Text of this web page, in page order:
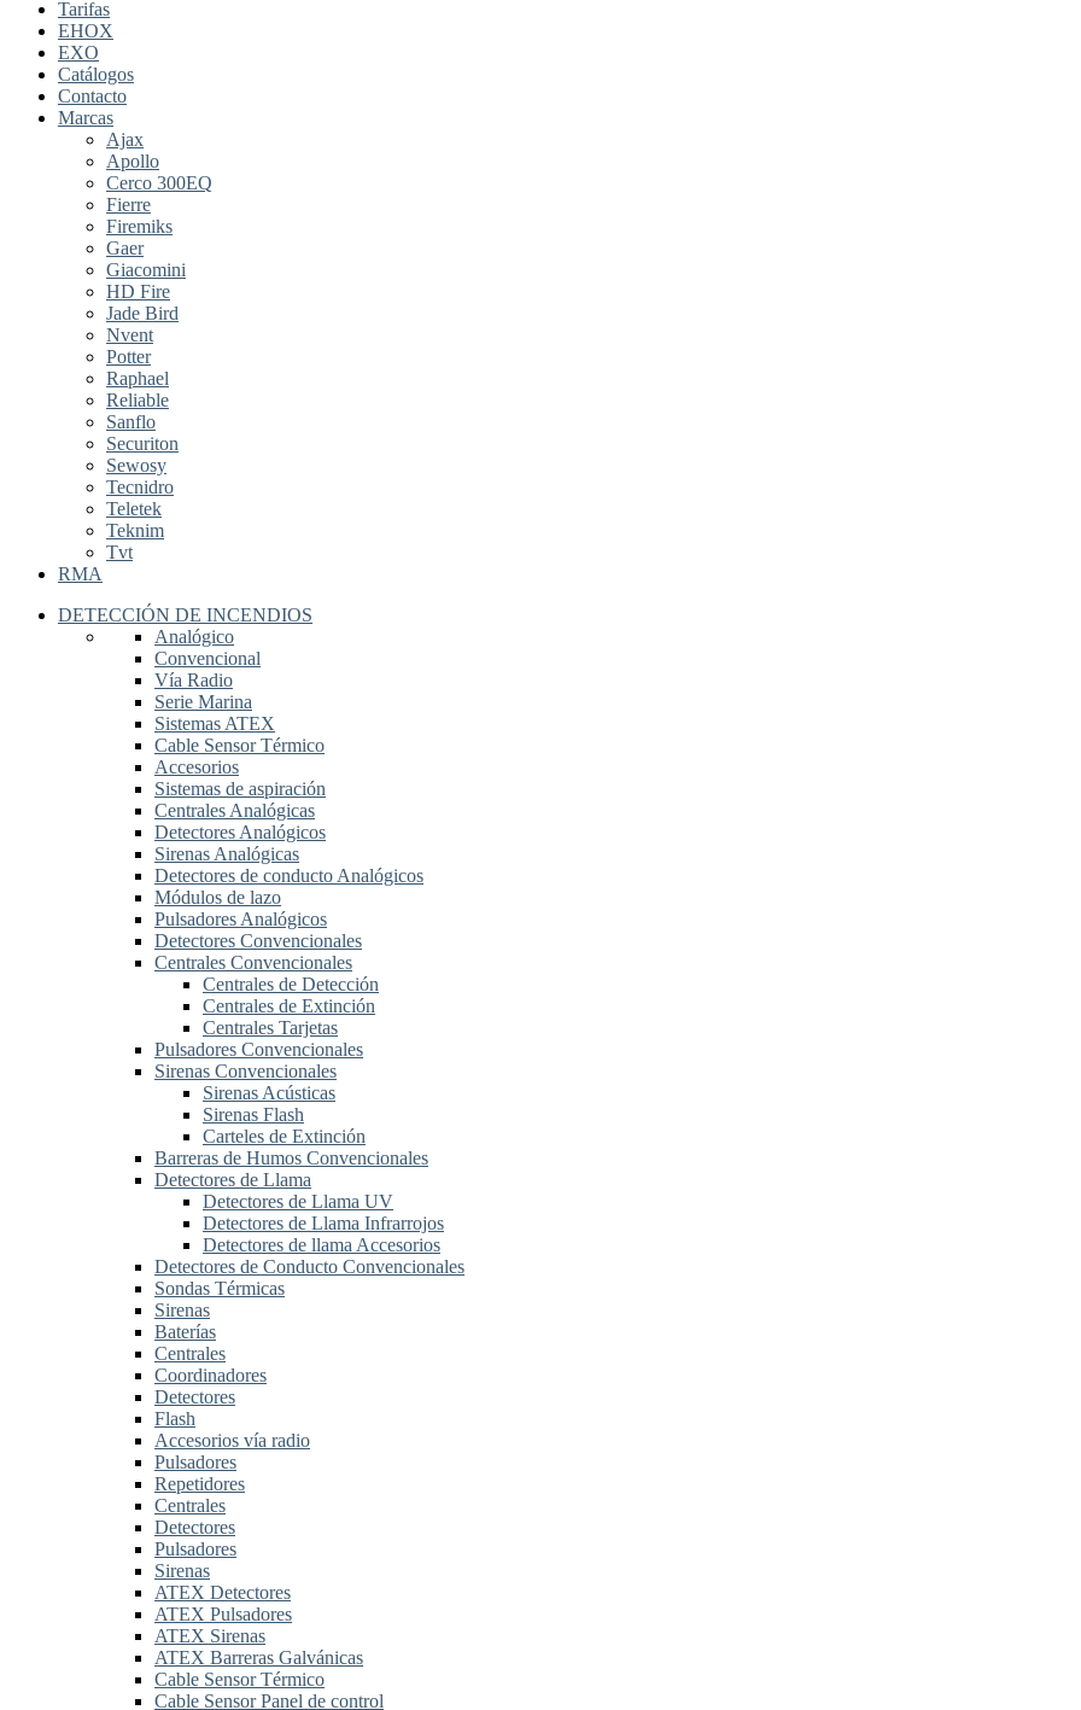
Tarifas
EHOX
EXO
Catálogos
Contacto
Marcas
Ajax
Apollo
Cerco 300EQ
Fierre
Firemiks
Gaer
Giacomini
HD Fire
Jade Bird
Nvent
Potter
Raphael
Reliable
Sanflo
Securiton
Sewosy
Tecnidro
Teletek
Teknim
Tvt
RMA
DETECCIÓN DE INCENDIOS
Analógico
Convencional
Vía Radio
Serie Marina
Sistemas ATEX
Cable Sensor Térmico
Accesorios
Sistemas de aspiración
Centrales Analógicas
Detectores Analógicos
Sirenas Analógicas
Detectores de conducto Analógicos
Módulos de lazo
Pulsadores Analógicos
Detectores Convencionales
Centrales Convencionales
Centrales de Detección
Centrales de Extinción
Centrales Tarjetas
Pulsadores Convencionales
Sirenas Convencionales
Sirenas Acústicas
Sirenas Flash
Carteles de Extinción
Barreras de Humos Convencionales
Detectores de Llama
Detectores de Llama UV
Detectores de Llama Infrarrojos
Detectores de llama Accesorios
Detectores de Conducto Convencionales
Sondas Térmicas
Sirenas
Baterías
Centrales
Coordinadores
Detectores
Flash
Accesorios vía radio
Pulsadores
Repetidores
Centrales
Detectores
Pulsadores
Sirenas
ATEX Detectores
ATEX Pulsadores
ATEX Sirenas
ATEX Barreras Galvánicas
Cable Sensor Térmico
Cable Sensor Panel de control